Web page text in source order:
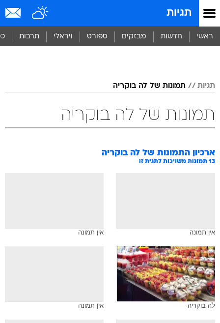
תגיות
ראשי חדשות מבזקים ספורט ויראלי תרבות
תגיות תמונות של לה בוקריה
תמונות של לה בוקריה
ארכיון התמונות של לה בוקריה
13 תמונות משויכות לתגית זו
אין תמונה אין תמונה
לה בוקריה אין תמונה